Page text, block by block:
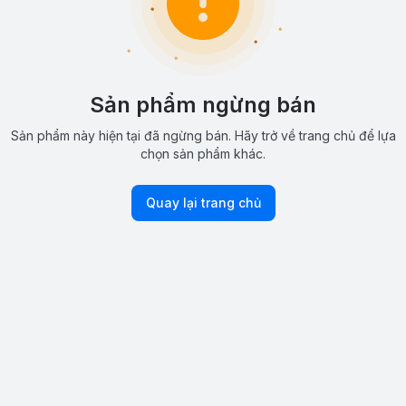
Sản phẩm ngừng bán
Sản phẩm này hiện tại đã ngừng bán. Hãy trở về trang chủ để lựa
chọn sản phẩm khác.
Quay lại trang chủ